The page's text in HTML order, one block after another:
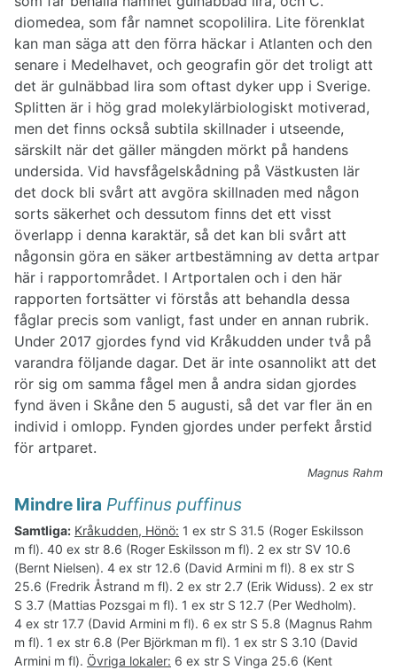
diomedea, som får namnet scopolilira. Lite förenklat
kan man säga att den förra häckar i Atlanten och den
senare i Medelhavet, och geografin gör det troligt att
det är gulnäbbad lira som oftast dyker upp i Sverige.
Splitten är i hög grad molekylärbiologiskt motiverad,
men det finns också subtila skillnader i utseende,
särskilt när det gäller mängden mörkt på handens
undersida. Vid havsfågelskådning på Västkusten lär
det dock bli svårt att avgöra skillnaden med någon
sorts säkerhet och dessutom finns det ett visst
överlapp i denna karaktär, så det kan bli svårt att
någonsin göra en säker artbestämning av detta artpar
här i rapportområdet. I Artportalen och i den här
rapporten fortsätter vi förstås att behandla dessa
fåglar precis som vanligt, fast under en annan rubrik.
Under 2017 gjordes fynd vid Kråkudden under två på
varandra följande dagar. Det är inte osannolikt att det
rör sig om samma fågel men å andra sidan gjordes
fynd även i Skåne den 5 augusti, så det var fler än en
individ i omlopp. Fynden gjordes under perfekt årstid
för artparet.
Magnus Rahm
Mindre lira Puffinus puffinus
Samtliga: Kråkudden, Hönö: 1 ex str S 31.5 (Roger Eskilsson
m fl). 40 ex str 8.6 (Roger Eskilsson m fl). 2 ex str SV 10.6
(Bernt Nielsen). 4 ex str 12.6 (David Armini m fl). 8 ex str S
25.6 (Fredrik Åstrand m fl). 2 ex str 2.7 (Erik Widuss). 2 ex str
S 3.7 (Mattias Pozsgai m fl). 1 ex str S 12.7 (Per Wedholm).
4 ex str 17.7 (David Armini m fl). 6 ex str S 5.8 (Magnus Rahm
m fl). 1 ex str 6.8 (Per Björkman m fl). 1 ex str S 3.10 (David
Armini m fl). Övriga lokaler: 6 ex str S Vinga 25.6 (Kent